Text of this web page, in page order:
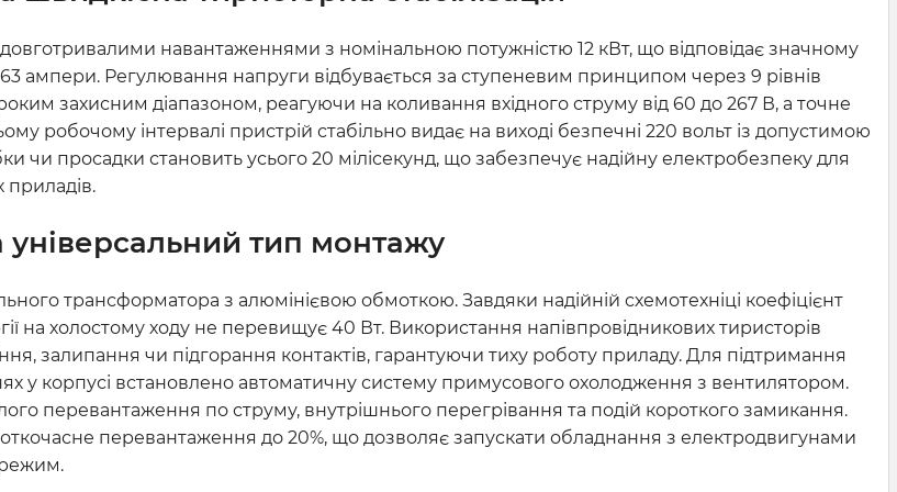
навантаженнями з номінальною потужністю 12 кВт, що відповідає значному
ампери. Регулювання напруги відбувається за ступеневим принципом через 9 рівнів
захисним діапазоном, реагуючи на коливання вхідного струму від 60 до 267 В, а точне
робочому інтервалі пристрій стабільно видає на виході безпечні 220 вольт із допустимою
чи просадки становить усього 20 мілісекунд, що забезпечує надійну електробезпеку для
приладів.
універсальний тип монтажу
трансформатора з алюмінієвою обмоткою. Завдяки надійній схемотехніці коефіцієнт
на холостому ходу не перевищує 40 Вт. Використання напівпровідникових тиристорів
залипання чи підгорання контактів, гарантуючи тиху роботу приладу. Для підтримання
у корпусі встановлено автоматичну систему примусового охолодження з вентилятором.
перевантаження по струму, внутрішнього перегрівання та подій короткого замикання.
перевантаження до 20%, що дозволяє запускати обладнання з електродвигунами
режим.